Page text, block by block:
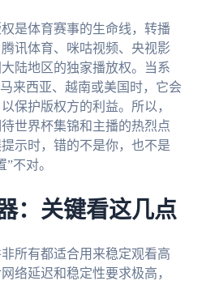
是体育赛事的生命线，转播
讯体育、咪咕视频、央视影
陆地区的独家播放权。当系
来西亚、越南或美国时，它会
保护版权方的利益。所以，
世界杯集锦和主播的热烈点
示时，错的不是你，也不是
不对。
：关键看这几点
所有都适合用来稳定观看高
络延迟和稳定性要求极高，